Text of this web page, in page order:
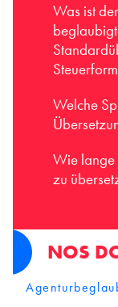
Was ist
Welche
Wie lange
zu
NOS